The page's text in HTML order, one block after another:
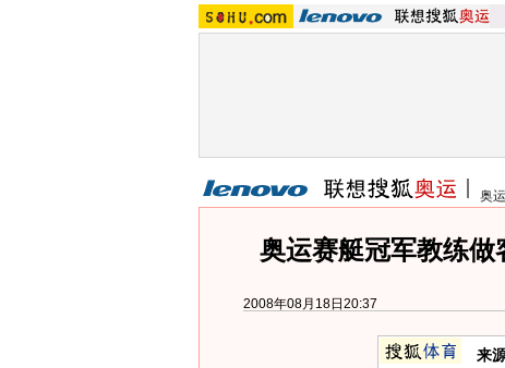
奥
奥运赛艇冠军教练
2008年08月18日20:37
来